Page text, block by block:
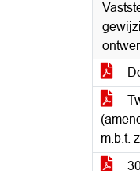
m.b.t.